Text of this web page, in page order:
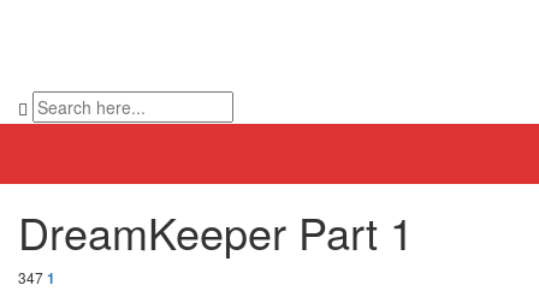
DreamKeeper Part 1
3471